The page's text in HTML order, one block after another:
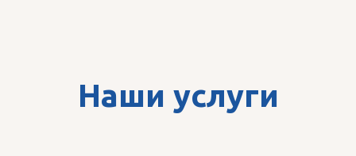
Наши услуги